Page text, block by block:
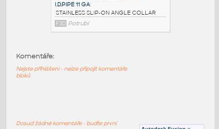
F3D Potrubí
F3D Potrubí
STAINLESS SLIP-ON ANGLE COLLAR
Komentáře:
Nejste přihlášeni - nelze připojit komentáře
bloků
Dosud žádné komentáře - buďte první